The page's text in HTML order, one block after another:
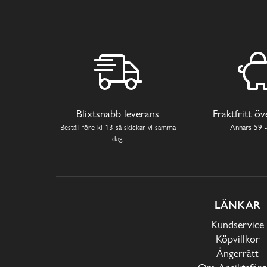
Blixtsnabb leverans
Beställ före kl 13 så skickar vi samma
dag.
Fraktfritt
Annars 59
LÄNKAR
Kundservice
Köpvillkor
Ångerrätt